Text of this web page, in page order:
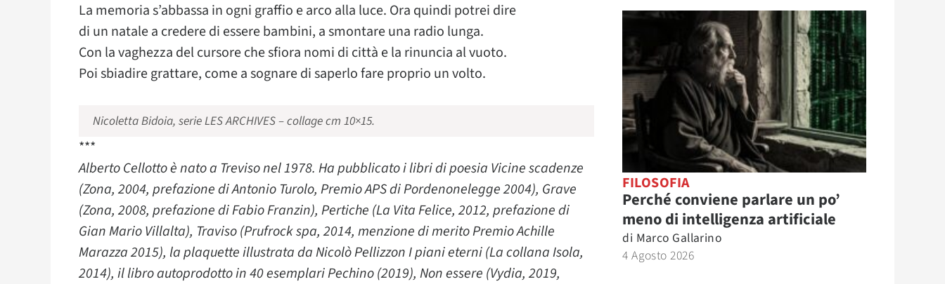
La memoria s’abbassa in ogni graffio e arco alla luce. Ora quindi potrei dire
di un natale a credere di essere bambini, a smontare una radio lunga.
Con la vaghezza del cursore che sfiora nomi di città e la rinuncia al vuoto.
Poi sbiadire grattare, come a sognare di saperlo fare proprio un volto.
Nicoletta Bidoia, serie LES ARCHIVES – collage cm 10×15.
***
Alberto Cellotto è nato a Treviso nel 1978. Ha pubblicato i libri di poesia Vicine scadenze
(Zona, 2004, prefazione di Antonio Turolo, Premio APS di Pordenonelegge 2004), Grave
(Zona, 2008, prefazione di Fabio Franzin), Pertiche (La Vita Felice, 2012, prefazione di
Gian Mario Villalta), Traviso (Prufrock spa, 2014, menzione di merito Premio Achille
Marazza 2015), la plaquette illustrata da Nicolò Pellizzon I piani eterni (La collana Isola,
2014), il libro autoprodotto in 40 esemplari Pechino (2019), Non essere (Vydia, 2019,
FILOSOFIA
Perché conviene parlare un po’
meno di intelligenza artificiale
di Marco Gallarino
4 Agosto 2026